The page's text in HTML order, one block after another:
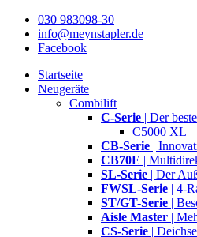
030 983098-30
info@meynstapler.de
Facebook
Startseite
Neugeräte
Combilift
C-Serie | Der
C5000 XL
CB-Serie |
CB70E |
SL-Serie | Der
FWSL-Serie | 4-
ST/GT-Serie |
Aisle Master |
CS-Serie |